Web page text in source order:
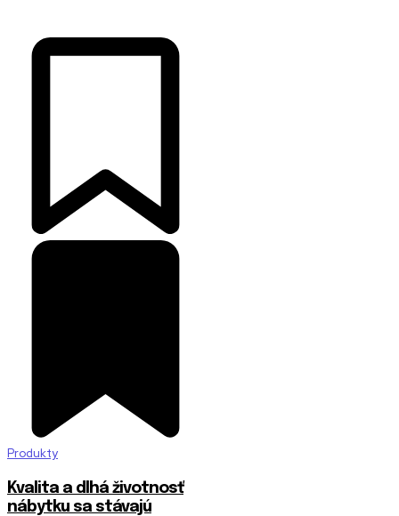
Produkty
​Kvalita a dlhá životnosť
nábytku sa stávajú